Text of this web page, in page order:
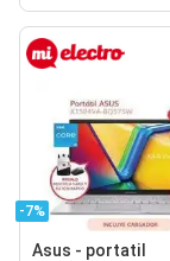
-7%
Asus - portatil